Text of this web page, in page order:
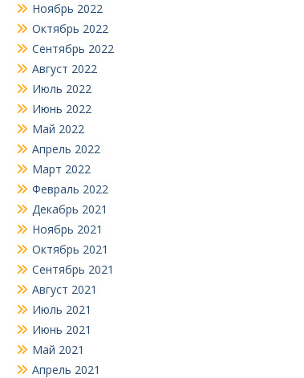
Ноябрь 2022
Октябрь 2022
Сентябрь 2022
Август 2022
Июль 2022
Июнь 2022
Май 2022
Апрель 2022
Март 2022
Февраль 2022
Декабрь 2021
Ноябрь 2021
Октябрь 2021
Сентябрь 2021
Август 2021
Июль 2021
Июнь 2021
Май 2021
Апрель 2021